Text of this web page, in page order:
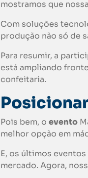
mostramos que
Com soluções
produção não só de
Para resumir, a
está ampliando
confeitaria.
Pois bem, o evento
melhor opção em
E, os últimos
mercado. Agora,